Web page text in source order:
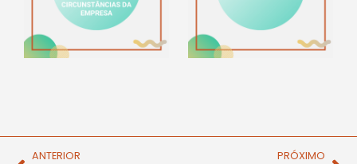
ANTERIOR PRÓXIMO